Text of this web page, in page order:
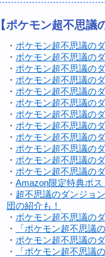
【ポケモン超不思
・ ポケモン超不思議の
・ ポケモン超不思議の
・ ポケモン超不思議の
・ ポケモン超不思議の
・ ポケモン超不思議の
・ ポケモン超不思議の
・ ポケモン超不思議の
・ ポケモン超不思議の
・ ポケモン超不思議の
・ ポケモン超不思議の
・ ポケモン超不思議の
・ ポケモン超不思議の
・ Amazon限定特典ポ
・ 超不思議のダンジョ
団の紹介も！
・ ポケモン超不思議の
・
「ポケモン超不思議
・ ポケモン超不思議の
・
「ポケモン超不思議